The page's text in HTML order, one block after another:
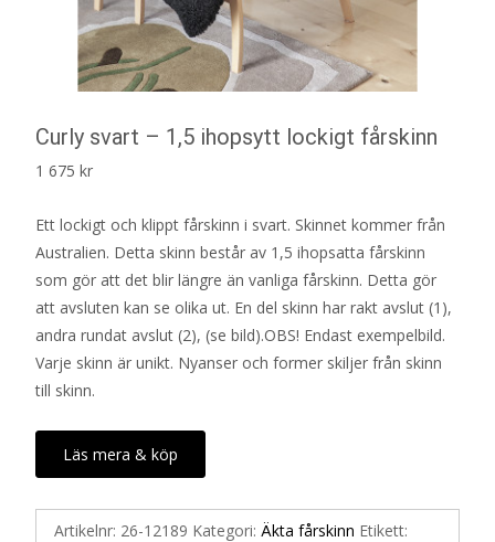
Curly svart – 1,5 ihopsytt lockigt fårskinn
1 675 kr
Ett lockigt och klippt fårskinn i svart. Skinnet kommer från
Australien. Detta skinn består av 1,5 ihopsatta fårskinn
som gör att det blir längre än vanliga fårskinn. Detta gör
att avsluten kan se olika ut. En del skinn har rakt avslut (1),
andra rundat avslut (2), (se bild).OBS! Endast exempelbild.
Varje skinn är unikt. Nyanser och former skiljer från skinn
till skinn.
Läs mera & köp
Artikelnr: 26-12189 Kategori: Äkta fårskinn Etikett: